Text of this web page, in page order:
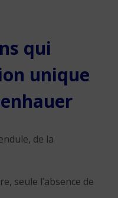
qui
unique
de la
seule l’absence de